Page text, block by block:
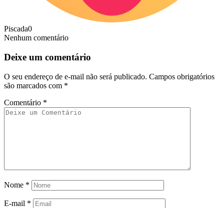
Piscada0
Nenhum comentário
Deixe um comentário
O seu endereço de e-mail não será publicado. Campos obrigatórios
são marcados com *
Comentário *
Nome *
E-mail *